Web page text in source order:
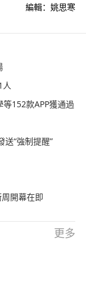
編輯：姚思寒
152款APP獲通過
送“強制提醒”
開幕在即
更多